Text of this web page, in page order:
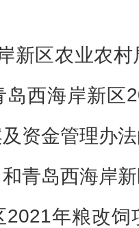
新区农业农村
岛西海岸新区
资金管理办
和青岛西海岸
2021年粮改饲